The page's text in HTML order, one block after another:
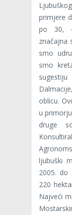
primjere
po 30,
značajna
smo
smo
oblicu.
u
druge
ljubuški
2005. do
220
Najveći